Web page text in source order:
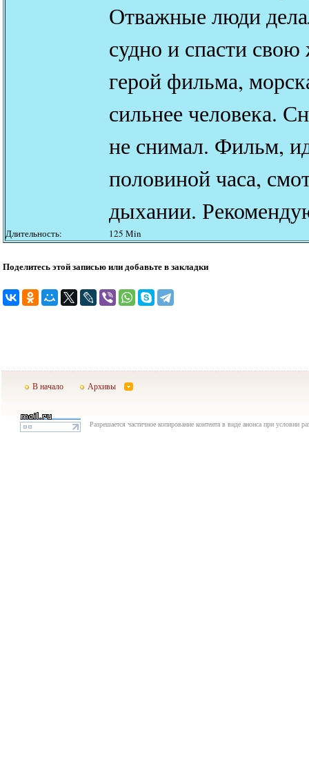
Отважные люди
судно и спасти
герой фильма,
сильнее человека.
не снимал. Фильм,
половиной часа,
дыхании.
Длительность: 125 Min
Поделитесь этой записью или добавьте в закладки
В начало Архивы
Разрешается частичное копирование контента в виде анонса при условии